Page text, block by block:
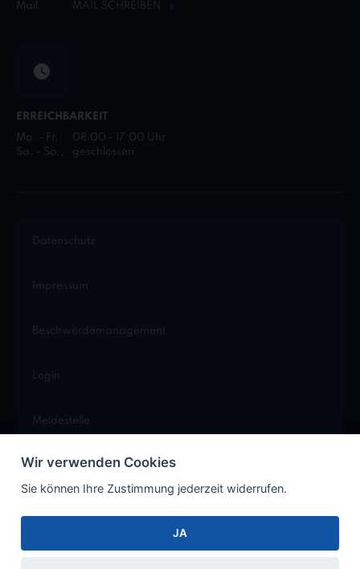
Mail:
MAIL SCHREIBEN
ERREICHBARKEIT
Mo. - Fr.:
08:00 - 17:00 Uhr
Sa. - So.:
geschlossen
Datenschutz
Impressum
Beschwerdemanagement
Login
Meldestelle
Cookie Einstellungen
Wir verwenden Cookies
Sie können Ihre Zustimmung jederzeit widerrufen.
JA